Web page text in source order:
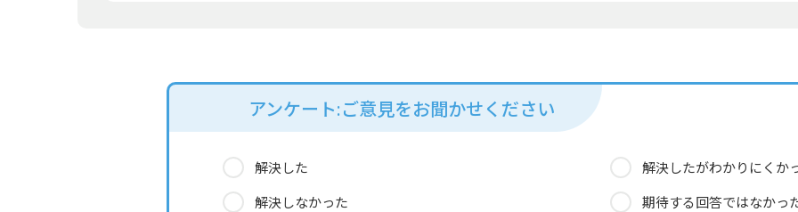
アンケート:ご意見をお聞かせください
解決した
解決したがわかりにくか
解決しなかった
期待する回答ではなかっ